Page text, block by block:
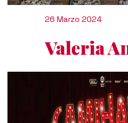
26 Marzo 2024
Valeria